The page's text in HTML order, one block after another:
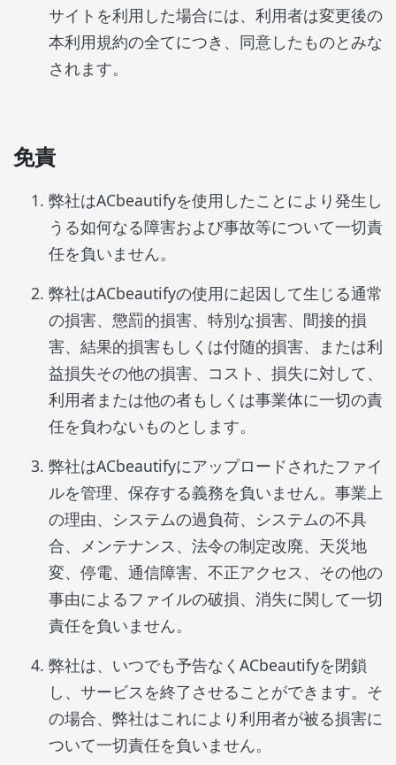
サイトを利用した場合には、利用者は変更後の
本利用規約の全てにつき、同意したものとみな
されます。
免責
弊社はACbeautifyを使用したことにより発生し
うる如何なる障害および事故等について一切責
任を負いません。
弊社はACbeautifyの使用に起因して生じる通常
の損害、懲罰的損害、特別な損害、間接的損
害、結果的損害もしくは付随的損害、または利
益損失その他の損害、コスト、損失に対して、
利用者または他の者もしくは事業体に一切の責
任を負わないものとします。
弊社はACbeautifyにアップロードされたファイ
ルを管理、保存する義務を負いません。事業上
の理由、システムの過負荷、システムの不具
合、メンテナンス、法令の制定改廃、天災地
変、停電、通信障害、不正アクセス、その他の
事由によるファイルの破損、消失に関して一切
責任を負いません。
弊社は、いつでも予告なくACbeautifyを閉鎖
し、サービスを終了させることができます。そ
の場合、弊社はこれにより利用者が被る損害に
ついて一切責任を負いません。